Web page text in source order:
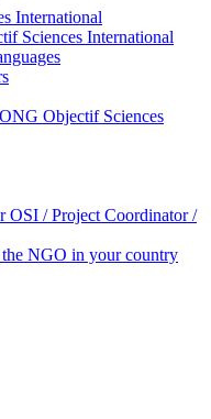
International
Sciences International
Objectif Sciences
OSI / Project Coordinator /
NGO in your country